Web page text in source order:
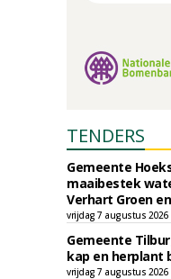
TENDERS
Gemeente
maaibestek
Verhart Groen
vrijdag 7 augustus 2026
Gemeente
kap en herplant
vrijdag 7 augustus 2026